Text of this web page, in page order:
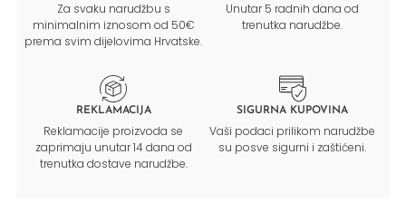
Za svaku narudžbu s
minimalnim iznosom od 50€
prema svim dijelovima Hrvatske.
Unutar 5 radnih dana od
trenutka narudžbe.
REKLAMACIJA
Reklamacije proizvoda se
zaprimaju unutar 14 dana od
trenutka dostave narudžbe.
SIGURNA KUPOVINA
Vaši podaci prilikom narudžbe
su posve sigurni i zaštićeni.